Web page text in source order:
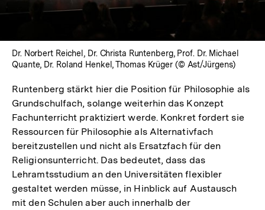
Dr. Norbert Reichel, Dr. Christa Runtenberg, Prof. Dr. Michael
Quante, Dr. Roland Henkel, Thomas Krüger (© Ast/Jürgens)
Runtenberg stärkt hier die Position für Philosophie als
Grundschulfach, solange weiterhin das Konzept
Fachunterricht praktiziert werde. Konkret fordert sie
Ressourcen für Philosophie als Alternativfach
bereitzustellen und nicht als Ersatzfach für den
Religionsunterricht. Das bedeutet, dass das
Lehramtsstudium an den Universitäten flexibler
gestaltet werden müsse, in Hinblick auf Austausch
mit den Schulen aber auch innerhalb der